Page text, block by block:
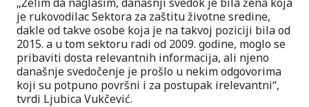
je rukovodilac Sektora za zaštitu životne sredine,
dakle od takve osobe koja je na takvoj poziciji bila od
2015. a u tom sektoru radi od 2009. godine, moglo se
pribaviti dosta relevantnih informacija, ali njeno
današnje svedočenje je prošlo u nekim odgovorima
koji su potpuno površni i za postupak irelevantni“,
tvrdi Ljubica Vukčević.